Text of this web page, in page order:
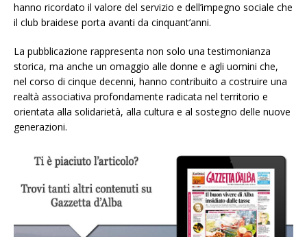
hanno ricordato il valore del servizio e dell’impegno sociale che
il club braidese porta avanti da cinquant’anni.
La pubblicazione rappresenta non solo una testimonianza
storica, ma anche un omaggio alle donne e agli uomini che,
nel corso di cinque decenni, hanno contribuito a costruire una
realtà associativa profondamente radicata nel territorio e
orientata alla solidarietà, alla cultura e al sostegno delle nuove
generazioni.